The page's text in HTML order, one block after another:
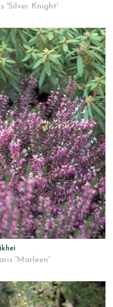
'Silver Knight'
'Marleen'